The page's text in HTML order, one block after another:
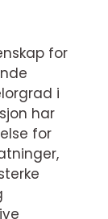
for
i
har
for